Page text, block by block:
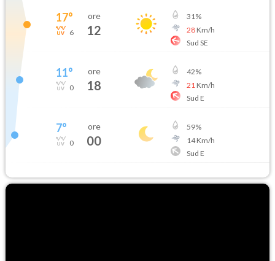
17°
6
ore
12
31%
28Km/h
Sud SE
11°
0
ore
18
42%
21 Km/h
Sud E
7°
0
ore
00
59%
14Km/h
Sud E